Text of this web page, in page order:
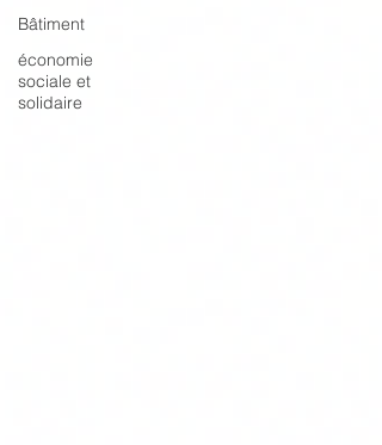
Bâtiment
économie
sociale et
solidaire